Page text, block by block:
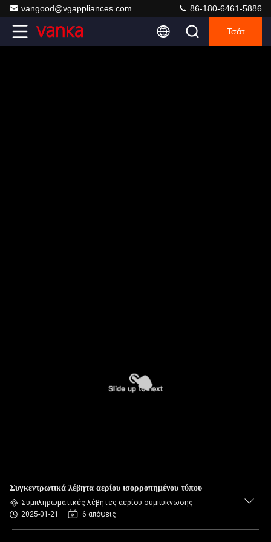
vangood@vgappliances.com 86-180-6461-5886
Τσάτ
Συγκεντρωτικά λέβητα αερίου ισορροπημένου τύπου
Συμπληρωματικές λέβητες αερίου συμπύκνωσης
2025-01-21
6 απόψεις